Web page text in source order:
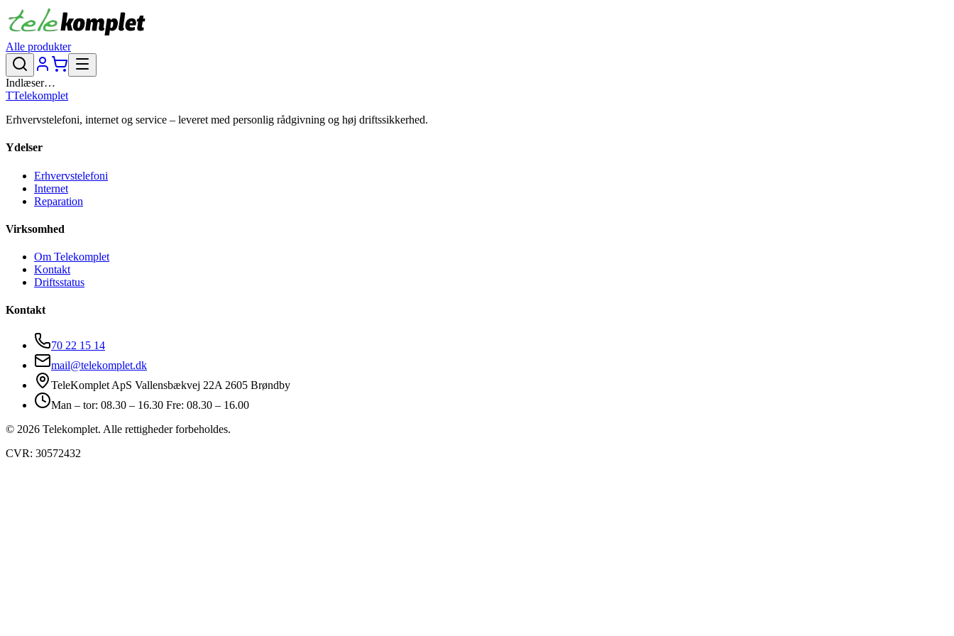
Alle produkter
Indlæser…
TTelekomplet
Erhvervstelefoni, internet og service – leveret med personlig rådgivning og høj driftssikkerhed.
Ydelser
Erhvervstelefoni
Internet
Reparation
Virksomhed
Om Telekomplet
Kontakt
Driftsstatus
Kontakt
70 22 15 14
mail@telekomplet.dk
TeleKomplet ApS Vallensbækvej 22A 2605 Brøndby
Man – tor: 08.30 – 16.30 Fre: 08.30 – 16.00
© 2026 Telekomplet. Alle rettigheder forbeholdes.
CVR: 30572432